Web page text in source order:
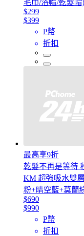
毛巾/浴帽/乾髮帽)
$299
$399
P幣
折扣
最高享9折
乾髮不再是等待
KM 超強吸水雙
粉+晴空藍+莫蘭
$690
$990
P幣
折扣